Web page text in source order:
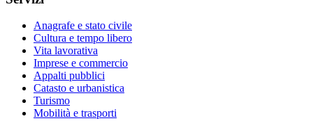
Anagrafe e stato civile
Cultura e tempo libero
Vita lavorativa
Imprese e commercio
Appalti pubblici
Catasto e urbanistica
Turismo
Mobilità e trasporti